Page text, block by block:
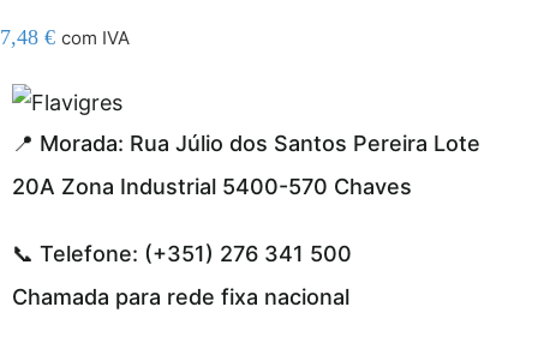
7,48 € com IVA
resmi adresi
📍 Morada: Rua Júlio dos Santos Pereira Lote
20A Zona Industrial 5400-570 Chaves
📞 Telefone: (+351) 276 341 500
Chamada para rede fixa nacional